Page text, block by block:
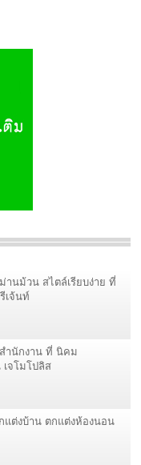
านม้วน สไตล์เรียบง่าย ที่
เจ้นท์
ำนักงาน ที่ นิคม
จโมโปลิส
ต่งบ้าน ตกแต่งห้องนอน